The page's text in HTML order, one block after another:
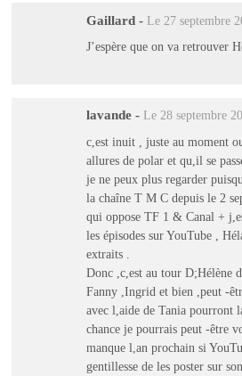
Gaillard - Le 27 septembre
J’espère que on va retrouver
lavande - Le 28 septembre
c,est inuit , juste au moment
allures de polar et qu,il se
je ne peux plus regarder
la chaîne T M C depuis le 2
qui oppose TF 1 & Canal +
les épisodes sur YouTube ,
extraits .
Donc ,c,est au tour D;Hélène
Fanny ,Ingrid et bien ,peut -
avec l,aide de Tania pourront
chance je pourrais peut -être
manque l,an prochain si
gentillesse de les poster sur son